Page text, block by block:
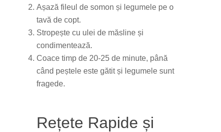
Așază fileul de somon și legumele pe o
tavă de copt.
Stropește cu ulei de măsline și
condimentează.
Coace timp de 20-25 de minute, până
când peștele este gătit și legumele sunt
fragede.
Rețete Rapide și